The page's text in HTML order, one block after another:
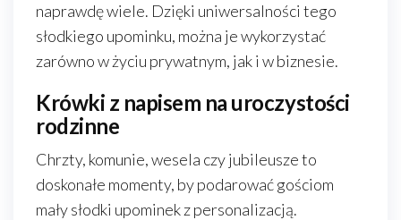
naprawdę wiele. Dzięki uniwersalności tego
słodkiego upominku, można je wykorzystać
zarówno w życiu prywatnym, jak i w biznesie.
Krówki z napisem na uroczystości
rodzinne
Chrzty, komunie, wesela czy jubileusze to
doskonałe momenty, by podarować gościom
mały słodki upominek z personalizacją.